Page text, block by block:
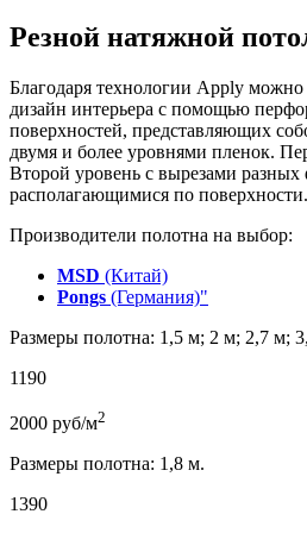
Резной натяжной
Благодаря технологии Apply
дизайн интерьера с помощью
поверхностей, представляющих
двумя и более уровнями пленок.
Второй уровень с вырезами разных
располагающимися по поверхности.
Производители полотна на выбор:
MSD (Китай)
Pongs (Германия)"
Размеры полотна: 1,5 м; 2 м; 2,7 м;
1190
2000 руб/м2
Размеры полотна: 1,8 м.
1390